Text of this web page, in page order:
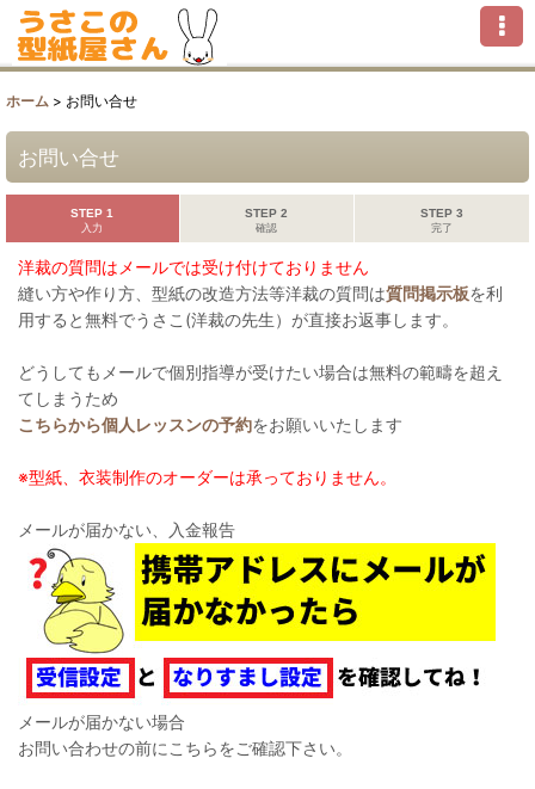
ホーム > お問い合せ
お問い合せ
STEP 1
入力
STEP 2
確認
STEP 3
完了
洋裁の質問はメールでは受け付けておりません
縫い方や作り方、型紙の改造方法等洋裁の質問は質問掲示板を利
用すると無料でうさこ(洋裁の先生）が直接お返事します。
どうしてもメールで個別指導が受けたい場合は無料の範疇を超え
てしまうため
こちらから個人レッスンの予約をお願いいたします
※型紙、衣装制作のオーダーは承っておりません。
メールが届かない、入金報告
メールが届かない場合
お問い合わせの前にこちらをご確認下さい。